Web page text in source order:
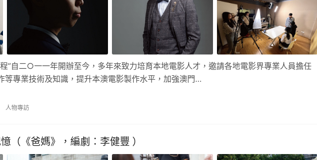
”自二○一一年開辦至今，多年來致力培育本地電影人才，邀請各地電影界專業人員擔任
等專業技術及知識，提升本澳電影製作水平，加強澳門…
人物專訪
（《爸媽》，編劇：李健豐 ）